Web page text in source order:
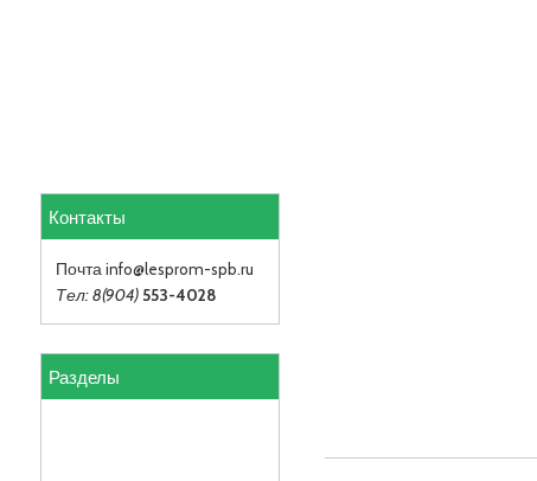
Контакты
Почта info@lesprom-spb.ru
Тел: 8(904) 553-4028
Разделы